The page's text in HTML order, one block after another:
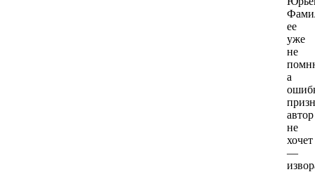
ее
уже
не
а
автор
не
хочет
—